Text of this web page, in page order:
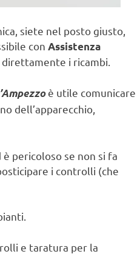
siete nel posto giusto,
con Assistenza
i ricambi.
è utile comunicare
dell’apparecchio,
pericoloso se non si fa
i controlli (che
e taratura per la